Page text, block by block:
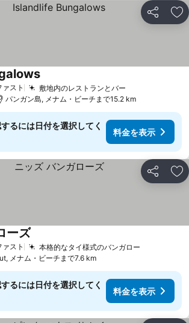
シェア お
スト 敷地内のレストランとバー
パンガン島, メナム・ビーチまで15.2 km
るには日付を選択してく
料金を表示
シェア お
スト 本格的なタイ様式のバンガロー
ーズ
メナム・ビーチまで7.6 km
るには日付を選択してく
料金を表示